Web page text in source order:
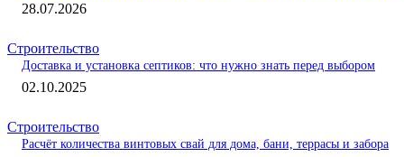
28.07.2026
Строительство
Доставка и установка септиков: что нужно знать перед выбором
02.10.2025
Строительство
Расчёт количества винтовых свай для дома, бани, террасы и забора